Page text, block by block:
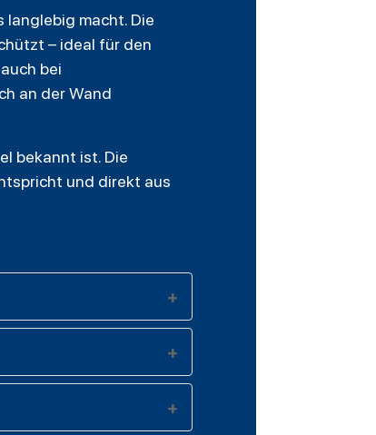
langlebig macht. Die
– ideal für den
bei
an der Wand
bekannt ist. Die
und direkt aus